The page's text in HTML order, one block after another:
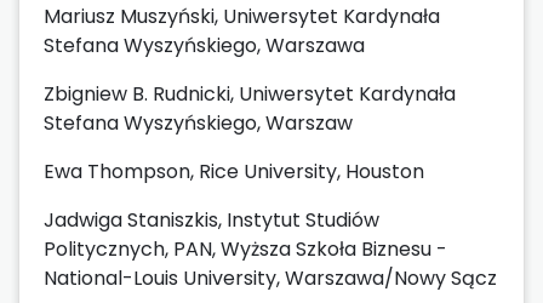
Mariusz Muszyński, Uniwersytet Kardynała
Stefana Wyszyńskiego, Warszawa
Zbigniew B. Rudnicki, Uniwersytet Kardynała
Stefana Wyszyńskiego, Warszaw
Ewa Thompson, Rice University, Houston
Jadwiga Staniszkis, Instytut Studiów
Politycznych, PAN, Wyższa Szkoła Biznesu -
National-Louis University, Warszawa/Nowy Sącz